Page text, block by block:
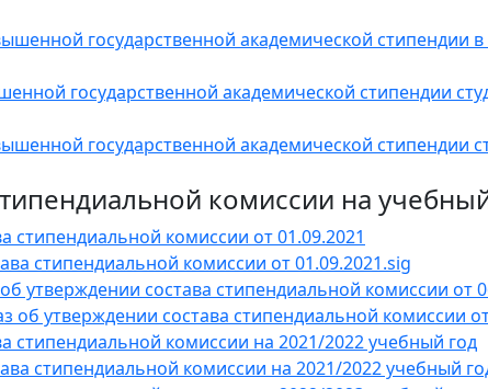
государственной академической стипендии
государственной академической стипендии
государственной академической стипендии
комиссии на
стипендиальной комиссии от 01.09.2021
стипендиальной комиссии от 01.09.2021.sig
утверждении состава стипендиальной комиссии от
об утверждении состава стипендиальной комиссии
стипендиальной комиссии на 2021/2022 учебный год
стипендиальной комиссии на 2021/2022 учебный